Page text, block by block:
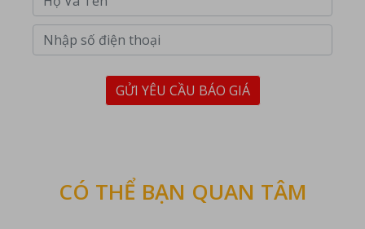
GỬI YÊU CẦU BÁO GIÁ
CÓ THỂ BẠN QUAN TÂM